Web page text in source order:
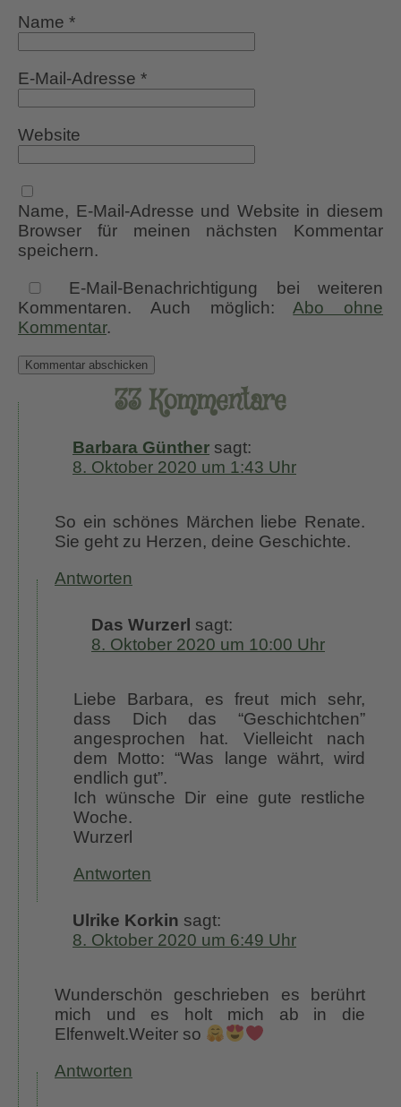
Name *
E-Mail-Adresse *
Website
Name, E-Mail-Adresse und Website in diesem
Browser für meinen nächsten Kommentar
speichern.
E-Mail-Benachrichtigung bei weiteren
Kommentaren. Auch möglich:Abo ohne
Kommentar.
33 Kommentare
Barbara Günther sagt:
8. Oktober 2020 um 1:43 Uhr
So ein schönes Märchen liebe Renate.
Sie geht zu Herzen, deine Geschichte.
Antworten
Das Wurzerl sagt:
8. Oktober 2020 um 10:00 Uhr
Liebe Barbara, es freut mich sehr,
dass Dich das “Geschichtchen”
angesprochen hat. Vielleicht nach
dem Motto: “Was lange währt, wird
endlich gut”.
Ich wünsche Dir eine gute restliche
Woche.
Wurzerl
Antworten
Ulrike Korkin sagt:
8. Oktober 2020 um 6:49 Uhr
Wunderschön geschrieben es berührt
mich und es holt mich ab in die
Elfenwelt.Weiter so
Antworten